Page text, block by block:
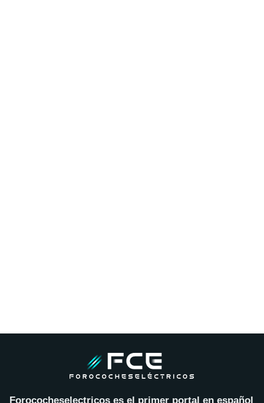
Forococheselectricos es el primer portal en español